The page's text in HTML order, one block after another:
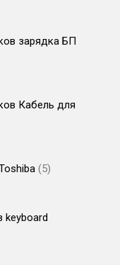
зарядка БП
Кабель для
5
keyboard